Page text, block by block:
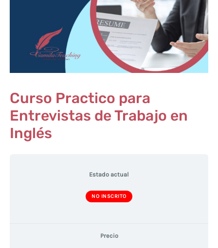
Curso Practico para
Entrevistas de Trabajo en
Inglés
Estado actual
NO INSCRITO
Precio